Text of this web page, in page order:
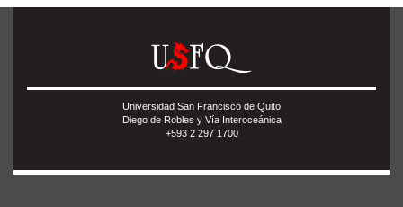
Universidad San Francisco de Quito
Diego de Robles y Vía Interoceánica
+593 2 297 1700